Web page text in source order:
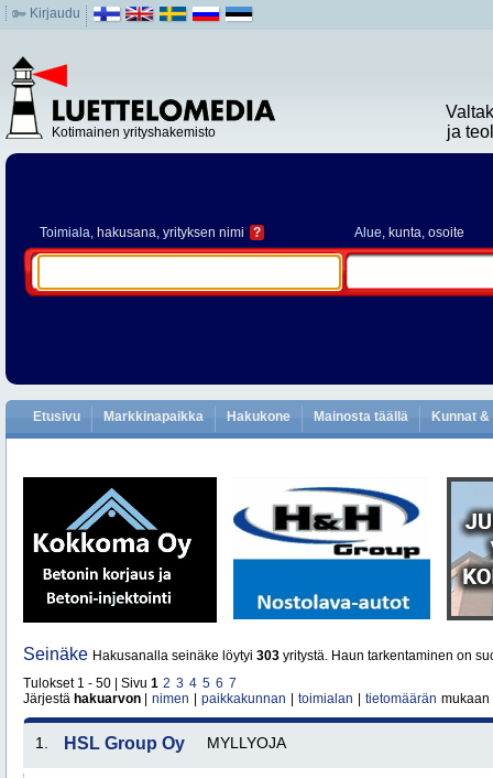
Kirjaudu
Kotimainen yrityshakemisto
ja
Toimiala, hakusana, yrityksen nimi ? Alue, kunta, osoite
Etusivu Markkinapaikka Hakukone Mainosta täällä Kunnat
Seinäke Hakusanalla seinäke löytyi 303 yritystä. Haun tarkentaminen on
Tulokset 1 - 50 | Sivu 1 2 3 4 5 6 7
Järjestä hakuarvon nimen paikkakunnan toimialan tietomäärän mukaan
1. HSL Group Oy MYLLYOJA